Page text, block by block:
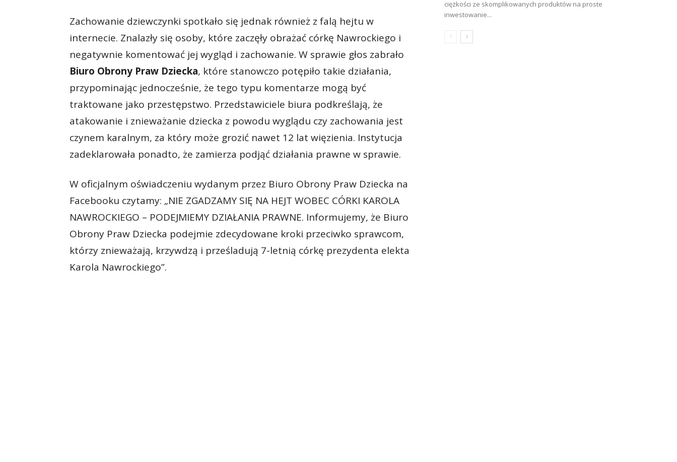
Zachowanie dziewczynki spotkało się jednak również z falą hejtu w
internecie. Znalazły się osoby, które zaczęły obrażać córkę Nawrockiego i
negatywnie komentować jej wygląd i zachowanie. W sprawie głos zabrało
Biuro Obrony Praw Dziecka, które stanowczo potępiło takie działania,
przypominając jednocześnie, że tego typu komentarze mogą być
traktowane jako przestępstwo. Przedstawiciele biura podkreślają, że
atakowanie i znieważanie dziecka z powodu wyglądu czy zachowania jest
czynem karalnym, za który może grozić nawet 12 lat więzienia. Instytucja
zadeklarowała ponadto, że zamierza podjąć działania prawne w sprawie.
W oficjalnym oświadczeniu wydanym przez Biuro Obrony Praw Dziecka na
Facebooku czytamy: „NIE ZGADZAMY SIĘ NA HEJT WOBEC CÓRKI KAROLA
NAWROCKIEGO – PODEJMIEMY DZIAŁANIA PRAWNE. Informujemy, że Biuro
Obrony Praw Dziecka podejmie zdecydowane kroki przeciwko sprawcom,
którzy znieważają, krzywdzą i prześladują 7-letnią córkę prezydenta elekta
Karola Nawrockiego”.
ciężkości ze skomplikowanych produktów na proste
inwestowanie...